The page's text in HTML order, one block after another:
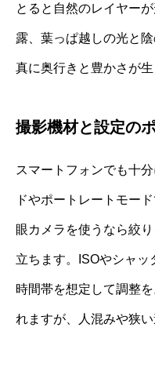
とると自然のレイヤー
露、葉っぱ越しの光と
真に奥行きと豊かさが生
撮影機材と設定の
スマートフォンでも十
ドやポートレートモー
眼カメラを使うなら絞
立ちます。ISOやシャ
時間帯を想定して調整
れますが、人混みや狭い